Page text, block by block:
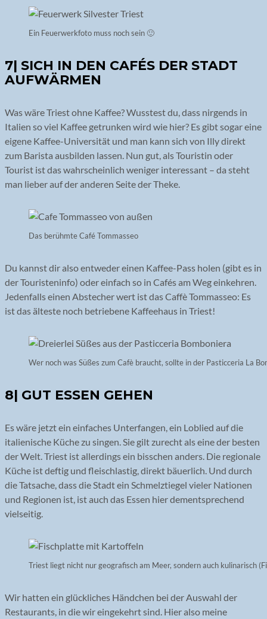
Ein Feuerwerkfoto muss noch sein 🙂
7| SICH IN DEN CAFÉS DER STADT
AUFWÄRMEN
Was wäre Triest ohne Kaffee? Wusstest du, dass nirgends in
Italien so viel Kaffee getrunken wird wie hier? Es gibt sogar eine
eigene Kaffee-Universität und man kann sich von Illy direkt
zum Barista ausbilden lassen. Nun gut, als Touristin oder
Tourist ist das wahrscheinlich weniger interessant – da steht
man lieber auf der anderen Seite der Theke.
Das berühmte Café Tommasseo
Du kannst dir also entweder einen Kaffee-Pass holen (gibt es in
der Touristeninfo) oder einfach so in Cafés am Weg einkehren.
Jedenfalls einen Abstecher wert ist das Caffè Tommasseo: Es
ist das älteste noch betriebene Kaffeehaus in Triest!
Wer noch was Süßes zum Cafè braucht, sollte in der Pasticceria La
8| GUT ESSEN GEHEN
Es wäre jetzt ein einfaches Unterfangen, ein Loblied auf die
italienische Küche zu singen. Sie gilt zurecht als eine der besten
der Welt. Triest ist allerdings ein bisschen anders. Die regionale
Küche ist deftig und fleischlastig, direkt bäuerlich. Und durch
die Tatsache, dass die Stadt ein Schmelztiegel vieler Nationen
und Regionen ist, ist auch das Essen hier dementsprechend
vielseitig.
Triest liegt nicht nur geografisch am Meer, sondern auch kulinarisch
Wir hatten ein glückliches Händchen bei der Auswahl der
Restaurants, in die wir eingekehrt sind. Hier also meine